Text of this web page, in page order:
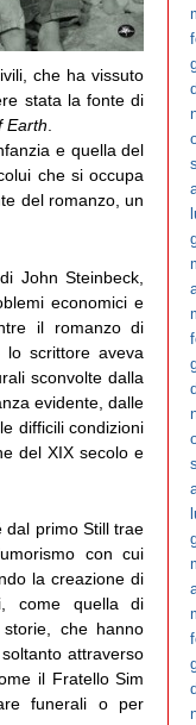
che ha vissuto
stata la fonte di
Earth
e quella del
che si occupa
del romanzo, un
John Steinbeck,
economici e
il romanzo di
lo scrittore aveva
sconvolte dalla
evidente, dalle
difficili condizioni
del XIX secolo e
dal primo Still trae
con cui
la creazione di
come quella di
che hanno
attraverso
il Fratello Sim
funerali o per